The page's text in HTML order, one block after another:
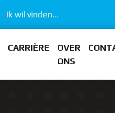
Ik wil vinden...
CARRIÈRE
OVER
ONS